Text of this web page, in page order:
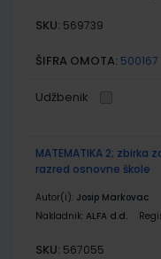
SKU: 569739
ŠIFRA OMOTA: 500167
Udžbenik
MATEMATIKA 2;
razred osnovne škole
Autor(i): Josip Markovac
Nakladnik: ALFA d.d.
SKU: 567055